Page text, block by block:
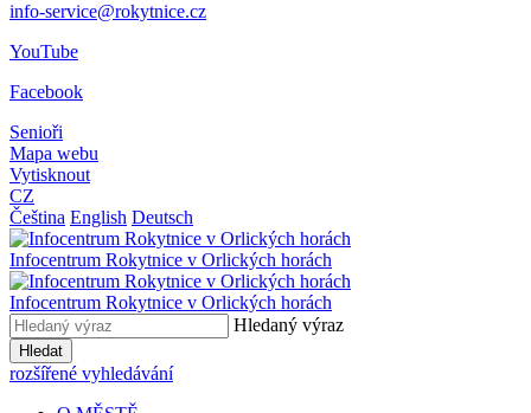
info-service@rokytnice.cz
YouTube
Facebook
Senioři
Mapa webu
Vytisknout
CZ
Čeština English Deutsch
Infocentrum Rokytnice v Orlických horách
Infocentrum Rokytnice v Orlických horách
Hledaný výraz
Hledat
rozšířené vyhledávání